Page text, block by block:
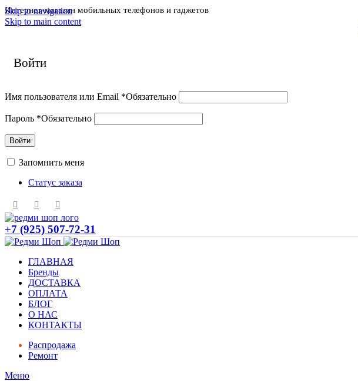
Skip to navigation
Skip to main content
Интернет-магазин мобильных телефонов и гаджетов
Войти
Имя пользователя или Email *Обязательно
Пароль *Обязательно
Войти
Запомнить меня
Статус заказа
+7 (925) 507-72-31
ГЛАВНАЯ
Бренды
ДОСТАВКА
ОПЛАТА
БЛОГ
О НАС
КОНТАКТЫ
Распродажа
Ремонт
Меню